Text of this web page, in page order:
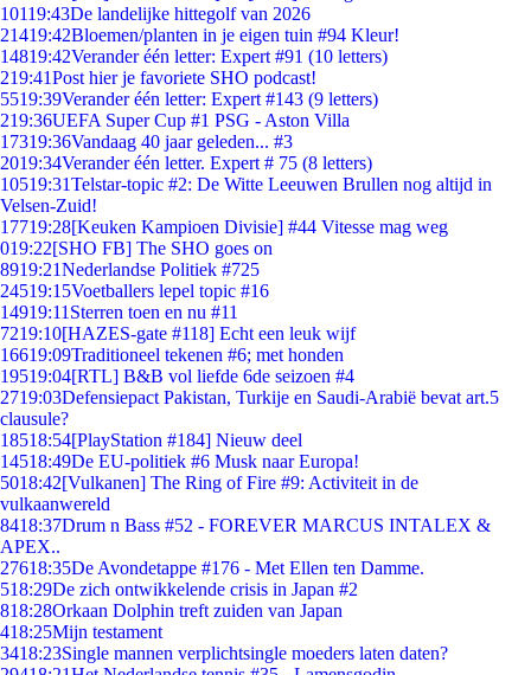
10119:43De landelijke hittegolf van 2026
21419:42Bloemen/planten in je eigen tuin #94 Kleur!
14819:42Verander één letter: Expert #91 (10 letters)
219:41Post hier je favoriete SHO podcast!
5519:39Verander één letter: Expert #143 (9 letters)
219:36UEFA Super Cup #1 PSG - Aston Villa
17319:36Vandaag 40 jaar geleden... #3
2019:34Verander één letter. Expert # 75 (8 letters)
10519:31Telstar-topic #2: De Witte Leeuwen Brullen nog altijd in
Velsen-Zuid!
17719:28[Keuken Kampioen Divisie] #44 Vitesse mag weg
019:22[SHO FB] The SHO goes on
8919:21Nederlandse Politiek #725
24519:15Voetballers lepel topic #16
14919:11 Sterren toen en nu #11
7219:10[HAZES-gate #118] Echt een leuk wijf
16619:09Traditioneel tekenen #6; met honden
19519:04[RTL] B&B vol liefde 6de seizoen #4
2719:03Defensiepact Pakistan, Turkije en Saudi-Arabië bevat art.5
clausule?
18518:54[PlayStation #184] Nieuw deel
14518:49De EU-politiek #6 Musk naar Europa!
5018:42[Vulkanen] The Ring of Fire #9: Activiteit in de
vulkaanwereld
8418:37Drum n Bass #52 - FOREVER MARCUS INTALEX &
APEX..
27618:35De Avondetappe #176 - Met Ellen ten Damme.
518:29De zich ontwikkelende crisis in Japan #2
818:28Orkaan Dolphin treft zuiden van Japan
418:25Mijn testament
3418:23Single mannen verplichtsingle moeders laten daten?